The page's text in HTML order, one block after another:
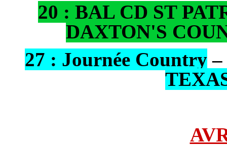
20 : BAL CD ST
DAXTON'S
27 : Journée Country–